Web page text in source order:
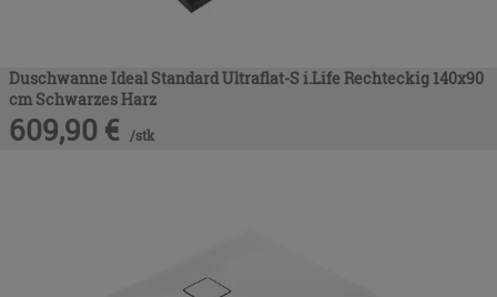
Duschwanne Ideal Standard Ultraflat-S i.Life Rechteckig 140x90
cm Schwarzes Harz
609,90 € /stk